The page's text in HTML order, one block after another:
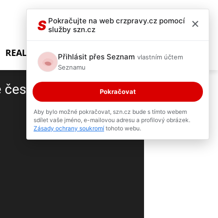
REALITY SHOW
zostudil lovce!
S Pokračujte na web crzpravy.cz pomocí
služby szn.cz
×
Přihlásit přes Seznam vlastním účtem
Seznamu
Pokračovat
Aby bylo možné pokračovat, szn.cz bude s tímto webem
sdílet vaše jméno, e-mailovou adresu a profilový obrázek.
Zásady ochrany soukromí tohoto webu.